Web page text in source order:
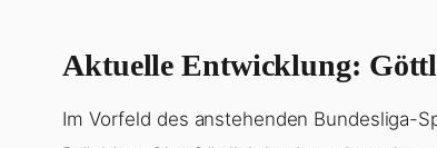
Aktuelle Entwicklung:
Im Vorfeld des anstehenden Bundesliga-